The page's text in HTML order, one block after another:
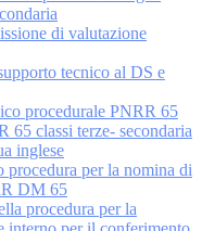
di valutazione
tecnico al DS e
procedurale PNRR 65
65 classi terze- secondaria
inglese
per la nomina di
DM 65
procedura per la